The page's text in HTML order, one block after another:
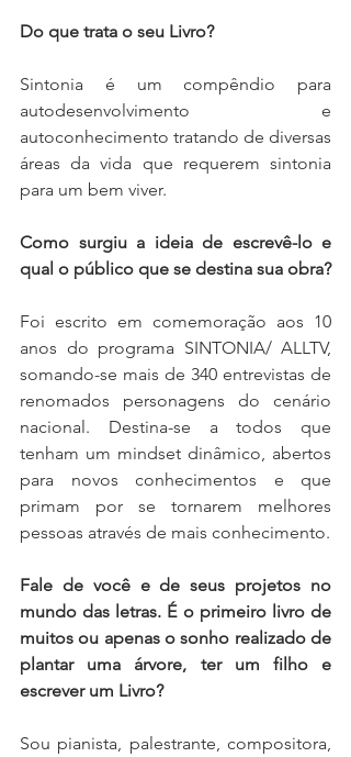
Do que trata o seu Livro?
Sintonia é um compêndio para
autodesenvolvimento e
autoconhecimento tratando de diversas
áreas da vida que requerem sintonia
para um bem viver.
Como surgiu a ideia de escrevê-lo e
qual o público que se destina sua obra?
Foi escrito em comemoração aos 10
anos do programa SINTONIA/ ALLTV,
somando-se mais de 340 entrevistas de
renomados personagens do cenário
nacional. Destina-se a todos que
tenham um mindset dinâmico, abertos
para novos conhecimentos e que
primam por se tornarem melhores
pessoas através de mais conhecimento.
Fale de você e de seus projetos no
mundo das letras. É o primeiro livro de
muitos ou apenas o sonho realizado de
plantar uma árvore, ter um filho e
escrever um Livro?
Sou pianista, palestrante, compositora,